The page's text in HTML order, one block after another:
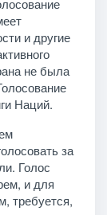
и другие
не была
Наций.
за
Голос
и для
требуется,